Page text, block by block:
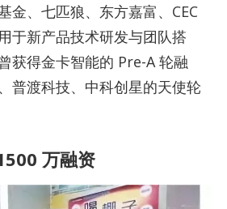
金、七匹狼、东方嘉富、CEC
于新产品技术研发与团队搭
获得金卡智能的 Pre-A 轮融
普渡科技、中科创星的天使轮
万融资